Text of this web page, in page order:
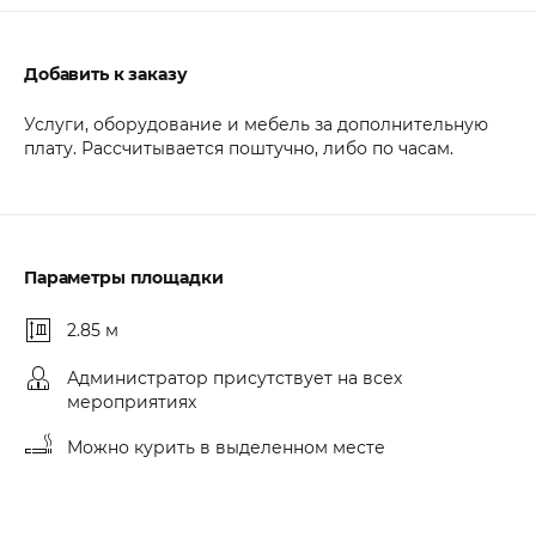
Добавить к заказу
Услуги, оборудование и мебель за дополнительную
плату. Рассчитывается поштучно, либо по часам.
Параметры площадки
2.85 м
Администратор присутствует на всех
мероприятиях
Можно курить в выделенном месте